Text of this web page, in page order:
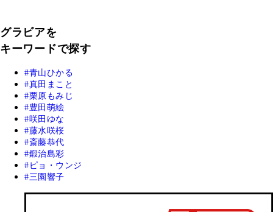
グラビアを
キーワードで探す
青山ひかる
真田まこと
栗原もみじ
豊田萌絵
咲田ゆな
藤水咲桜
斎藤恭代
鍛治島彩
ピョ・ウンジ
三園響子